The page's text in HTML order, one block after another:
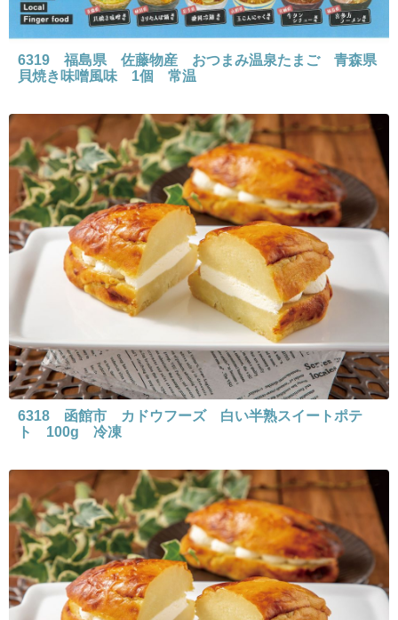
6319 福島県 佐藤物産 おつまみ温泉たまご 青森県
貝焼き味噌風味 1個 常温
6318 函館市 カドウフーズ 白い半熟スイートポテ
ト 100g 冷凍